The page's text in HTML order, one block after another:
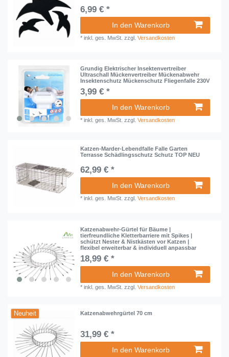
6,99 € *
In den Warenkorb
*inkl. ges. MwSt. zzgl.Versandkosten
Grundig Elektrischer Insektenvertreiber
Ultraschall Mückenvertreiber Mückenabwehr
Insektenschutz Mückenschutz Fliegenfalle 230V
3,99 € *
In den Warenkorb
*inkl. ges. MwSt. zzgl.Versandkosten
Katzen-Marder-Lebendfalle Falle Garten
Terrasse Schädlingsschutz Schutz TOP NEU
62,99 € *
In den Warenkorb
*inkl. ges. MwSt. zzgl.Versandkosten
Katzenabwehr-Gürtel für Bäume |
tierfreundliche Kletterbarriere mit Spikes |
schützt Nester & Nistkästen vor Katzen |
flexibel erweiterbar & individuell anpassbar
18,99 € *
In den Warenkorb
*inkl. ges. MwSt. zzgl.Versandkosten
Neuheit Katzenabwehrgürtel 70 cm
31,99 € *
In den Warenkorb